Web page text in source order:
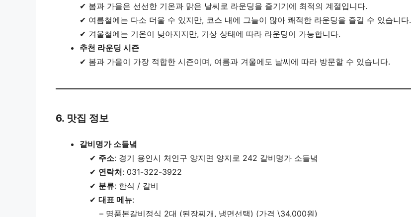
✔ 봄과 가을은 선선한 기온과 맑은 날씨로 라운딩을 즐기기에 최적의 계절입니다.
✔ 여름철에는 다소 더울 수 있지만, 코스 내에 그늘이 많아 쾌적한 라운딩을 즐길 수 있습니다.
✔ 겨울철에는 기온이 낮아지지만, 기상 상태에 따라 라운딩이 가능합니다.
추천 라운딩 시즌
✔ 봄과 가을이 가장 적합한 시즌이며, 여름과 겨울에도 날씨에 따라 방문할 수 있습니다.
6. 맛집 정보
갈비명가 소들녘
✔ 주소: 경기 용인시 처인구 양지면 양지로 242 갈비명가 소들녘
✔ 연락처: 031-322-3922
✔ 분류: 한식 / 갈비
✔ 대표 메뉴:
– 명품본갈비정식 2대 (된장찌개, 냉면선택) (가격 \34,000원)